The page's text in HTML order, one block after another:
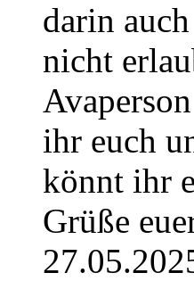
darin
nicht
ihr euch
könnt ihr
Grüße